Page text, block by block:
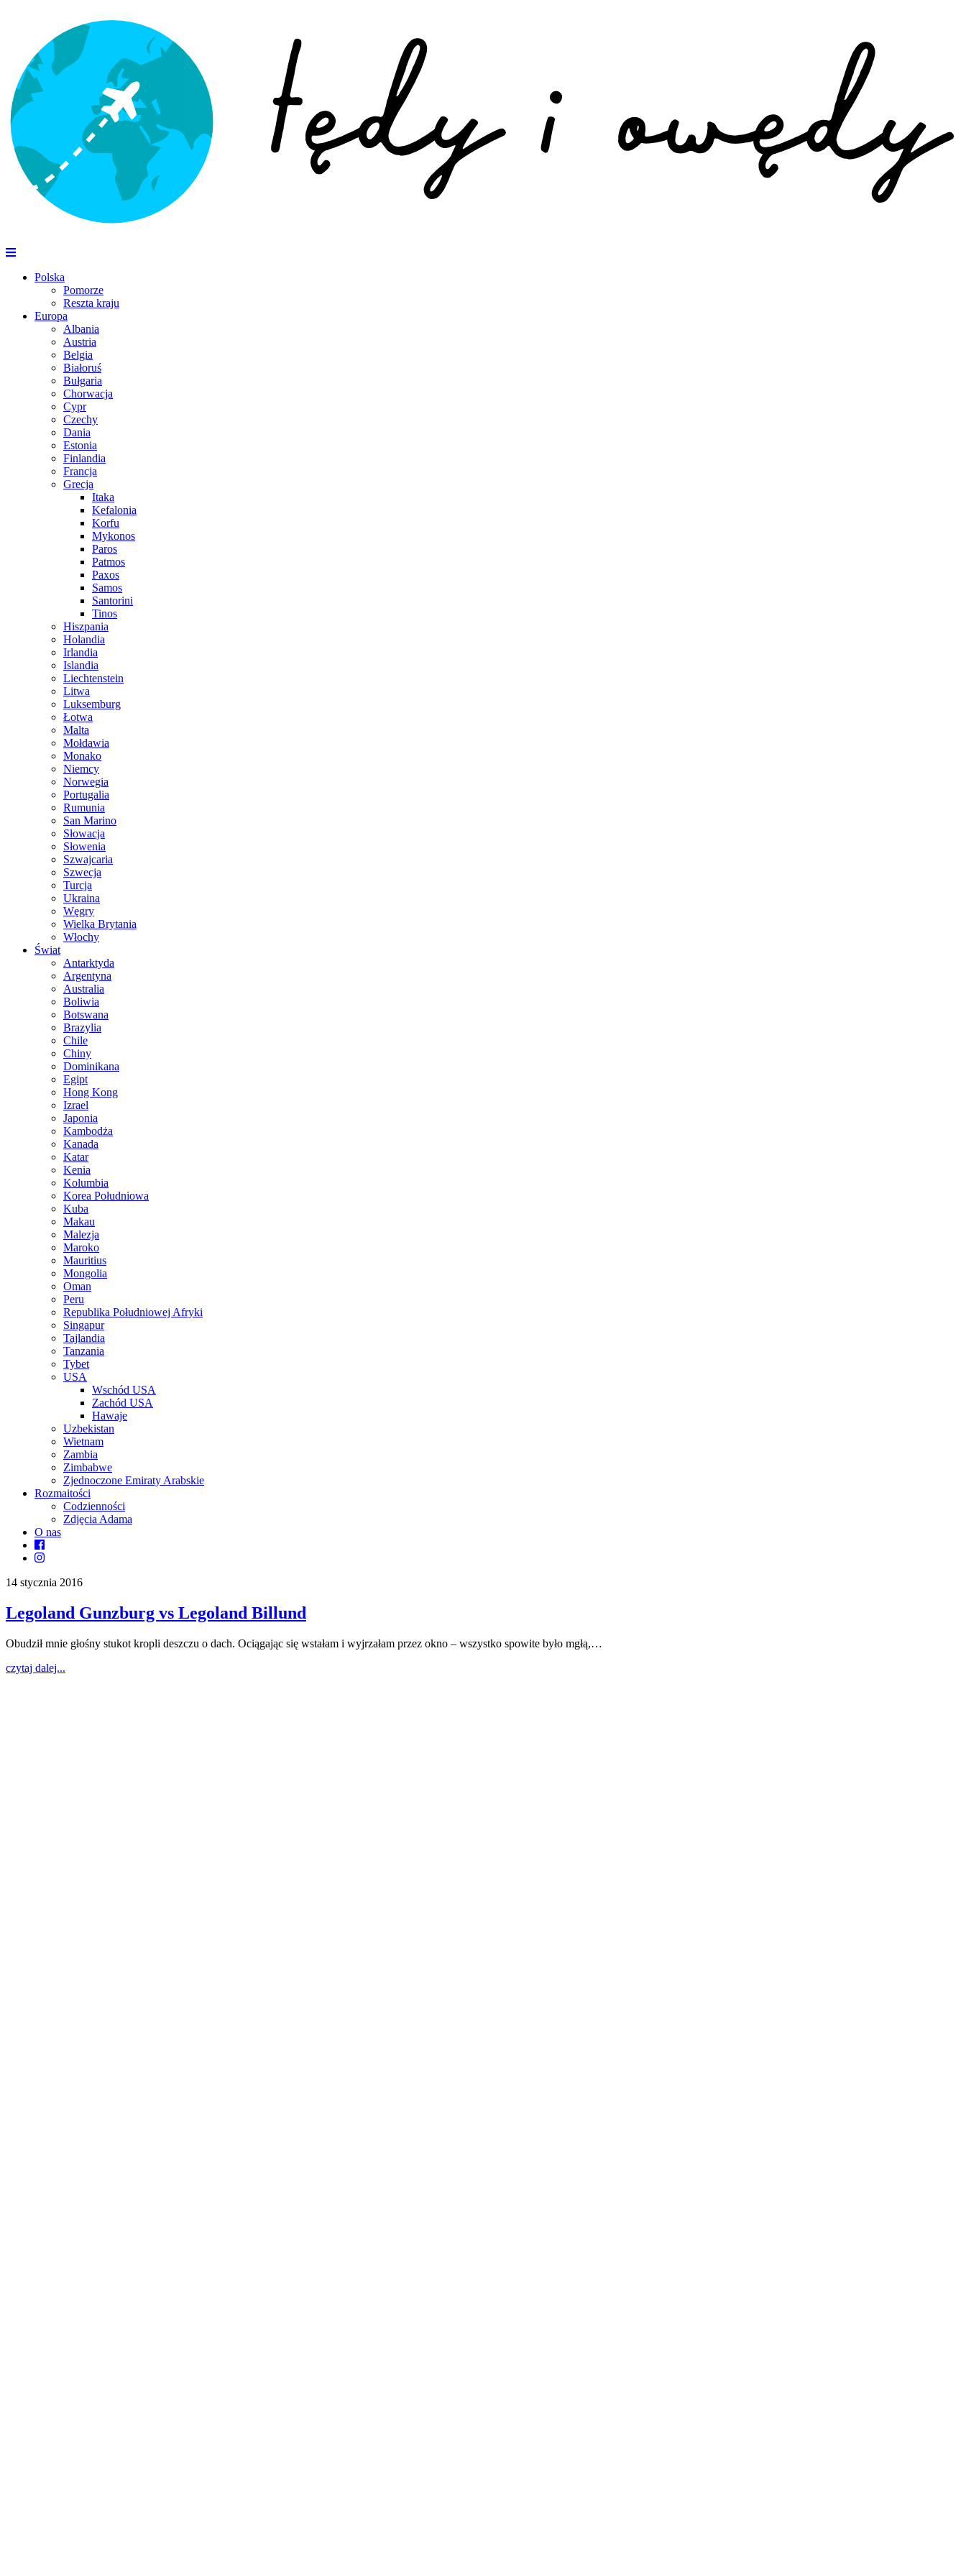
Polska
Pomorze
Reszta kraju
Europa
Albania
Austria
Belgia
Białoruś
Bułgaria
Chorwacja
Cypr
Czechy
Dania
Estonia
Finlandia
Francja
Grecja
Itaka
Kefalonia
Korfu
Mykonos
Paros
Patmos
Paxos
Samos
Santorini
Tinos
Hiszpania
Holandia
Irlandia
Islandia
Liechtenstein
Litwa
Luksemburg
Łotwa
Malta
Mołdawia
Monako
Niemcy
Norwegia
Portugalia
Rumunia
San Marino
Słowacja
Słowenia
Szwajcaria
Szwecja
Turcja
Ukraina
Węgry
Wielka Brytania
Włochy
Świat
Antarktyda
Argentyna
Australia
Boliwia
Botswana
Brazylia
Chile
Chiny
Dominikana
Egipt
Hong Kong
Izrael
Japonia
Kambodża
Kanada
Katar
Kenia
Kolumbia
Korea Południowa
Kuba
Makau
Malezja
Maroko
Mauritius
Mongolia
Oman
Peru
Republika Południowej Afryki
Singapur
Tajlandia
Tanzania
Tybet
USA
Wschód USA
Zachód USA
Hawaje
Uzbekistan
Wietnam
Zambia
Zimbabwe
Zjednoczone Emiraty Arabskie
Rozmaitości
Codzienności
Zdjęcia Adama
O nas
14 stycznia 2016
Legoland Gunzburg vs Legoland Billund
Obudził mnie głośny stukot kropli deszczu o dach. Ociągając się wstałam i wyjrzałam przez okno – wszystko spowite było mgłą,…
czytaj dalej...